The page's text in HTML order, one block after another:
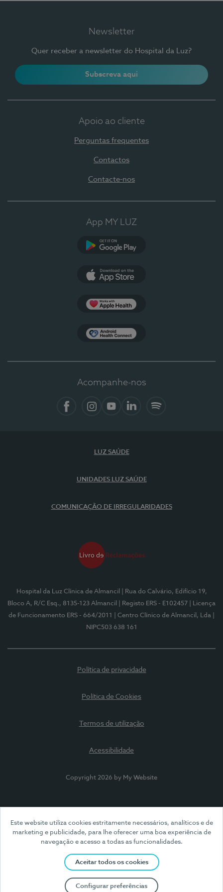
Este website utiliza cookies estritamente necessários, analíticos e de
marketing e publicidade, para lhe oferecer uma boa experiência de
navegação e acesso a todas as funcionalidades.
Aceitar todos os cookies
Configurar preferências
Newsletter
Quer receber a newsletter do Hospital da Luz?
Subscreva aqui
Apoio ao cliente
Perguntas frequentes
Contactos
Contacte-nos
App MY LUZ
Acompanhe-nos
LUZ SAÚDE
UNIDADES LUZ SAÚDE
COMUNICAÇÃO DE IRREGULARIDADES
Hospital da Luz Clínica de Almancil
| Rua do Calvário, Edifício 19,
Bloco A, R/C Esq., 8135-123 Almancil
| Registo ERS - E102457
| Licença
de Funcionamento ERS - 664/2011
| Centro Clínico de Almancil, Lda
NIPC503 638 161
Política de privacidade
Política de Cookies
Termos de utilização
Acessibilidade
Copyright 2026 by My Website